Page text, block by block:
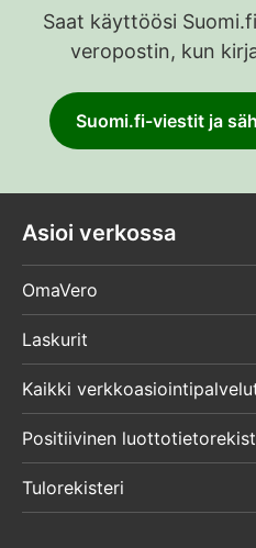
Saat käyttöösi
veropostin, kun
Suomi.fi-viestit ja
Asioi verkossa
OmaVero
Laskurit
Kaikki
Positiivinen
Tulorekisteri